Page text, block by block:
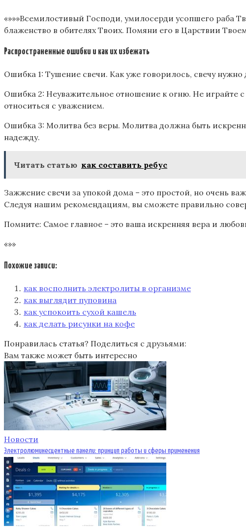
«»»»Всемилостивый Господи, умилосерди усопшего раба
блаженство в обителях Твоих. Помяни его в Царствии
Распространенные ошибки и как их избежать
Ошибка 1: Тушение свечи. Как уже говорилось, свечу
Ошибка 2: Неуважительное отношение к огню. Не играйте
относиться с уважением.
Ошибка 3: Молитва без веры. Молитва должна быть
надежду.
Читать статью как составить ребус
Зажжение свечи за упокой дома – это простой, но очень
Следуя нашим рекомендациям, вы сможете правильно
Помните: Самое главное – это ваша искренняя вера и
«»»
Похожие записи:
как восполнить электролиты в организме
как выглядит пуповина
как успокоить сухой кашель
как делать рисунки на кофе
Понравилась статья? Поделиться с друзьями:
Вам также может быть интересно
Новости
Электролюминесцентные панели: принцип работы и сферы применения